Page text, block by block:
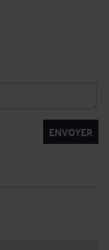
ENVOYER